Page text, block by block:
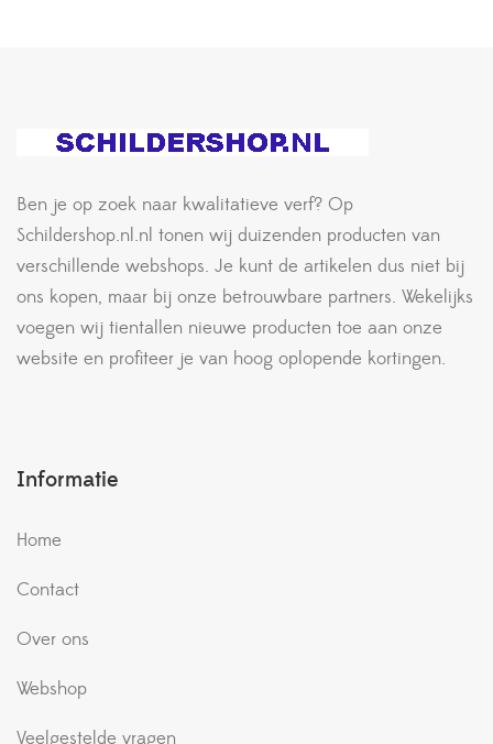
Ben je op zoek naar kwalitatieve verf? Op
Schildershop.nl.nl tonen wij duizenden producten van
verschillende webshops. Je kunt de artikelen dus niet bij
ons kopen, maar bij onze betrouwbare partners. Wekelijks
voegen wij tientallen nieuwe producten toe aan onze
website en profiteer je van hoog oplopende kortingen.
Informatie
Home
Contact
Over ons
Webshop
Veelgestelde vragen